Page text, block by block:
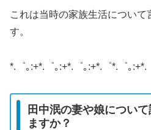
これは当時の家族生活につい
す。
*.゜｡:+*.゜｡:+*.゜｡:+*.゜*.゜｡:+*.
田中泯の妻や娘につい
ますか？